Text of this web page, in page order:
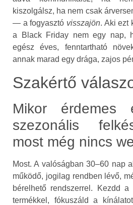
kiszolgálsz, ha nem csak
— a fogyasztó visszajön. Aki ezt
a Black Friday nem egy nap,
egész éves, fenntartható
annak marad egy drága, zajos
Szakértő
Mikor érdemes
szezonális
most még nincs
Most. A valóságban 30–60 nap
működő, jogilag rendben lévő,
bérelhető rendszerrel. Kezdd a
termékkel, fókuszáld a